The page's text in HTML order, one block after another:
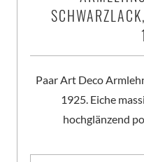
Paar Art Deco
1925. Eiche
hochglänzend